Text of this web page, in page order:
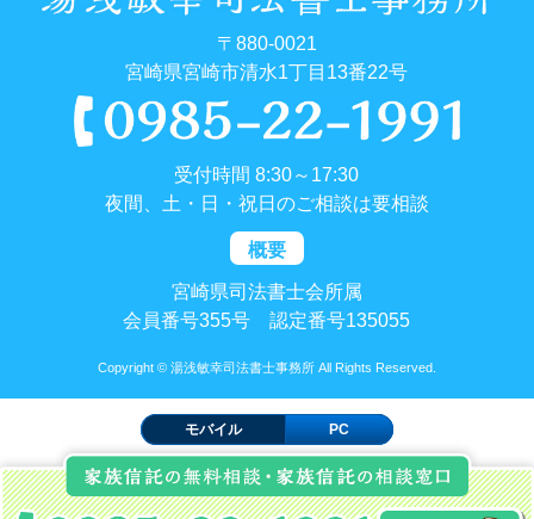
〒880-0021
宮崎県宮崎市清水1丁目13番22号
受付時間 8:30～17:30
夜間、土・日・祝日のご相談は要相談
概要
宮崎県司法書士会所属
会員番号355号 認定番号135055
Copyright © 湯浅敏幸司法書士事務所 All Rights Reserved.
モバイル PC